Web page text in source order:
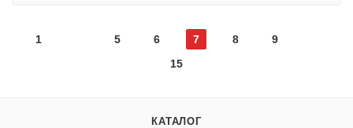
1 5 6 7 8
9
15
КАТАЛОГ